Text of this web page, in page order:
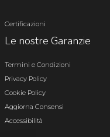
Certificazioni
Le nostre Garanzie
Termini e Condizioni
Privacy Policy
Cookie Policy
Aggiorna Consensi
Accessibilità